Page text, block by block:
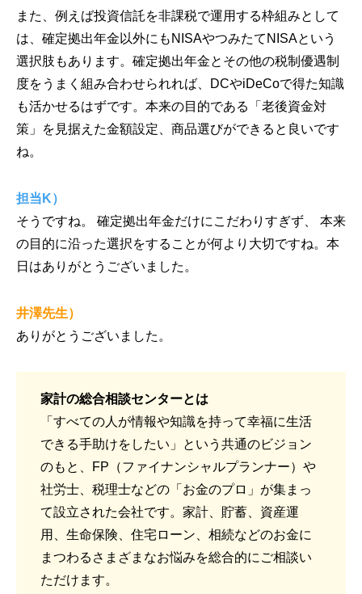
また、例えば投資信託を非課税で運用する枠組みとして
は、確定拠出年金以外にもNISAやつみたてNISAという
選択肢もあります。確定拠出年金とその他の税制優遇制
度をうまく組み合わせられれば、DCやiDeCoで得た知識
も活かせるはずです。本来の目的である「老後資金対
策」を見据えた金額設定、商品選びができると良いです
ね。
担当K）
そうですね。 確定拠出年金だけにこだわりすぎず、 本来
の目的に沿った選択をすることが何より大切ですね。本
日はありがとうございました。
井澤先生）
ありがとうございました。
家計の総合相談センターとは
「すべての人が情報や知識を持って幸福に生活
できる手助けをしたい」という共通のビジョン
のもと、FP（ファイナンシャルプランナー）や
社労士、税理士などの「お金のプロ」が集まっ
て設立された会社です。家計、貯蓄、資産運
用、生命保険、住宅ローン、相続などのお金に
まつわるさまざまなお悩みを総合的にご相談い
ただけます。